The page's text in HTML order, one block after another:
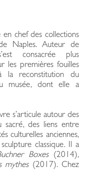
chef des collections
Naples. Auteur de
consacrée plus
les premières fouilles
la reconstitution du
musée, dont elle a
s’articule autour des
sacré, des liens entre
culturelles anciennes,
classique. Il a
Boxes (2014),
mythes (2017). Chez